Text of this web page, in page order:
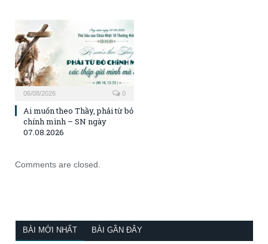
06/08/2026 0
Ai muốn theo Thầy, phải từ bỏ
chính mình – SN ngày
07.08.2026
Comments are closed.
BÀI MỚI NHẤT BÀI GẦN ĐÂY